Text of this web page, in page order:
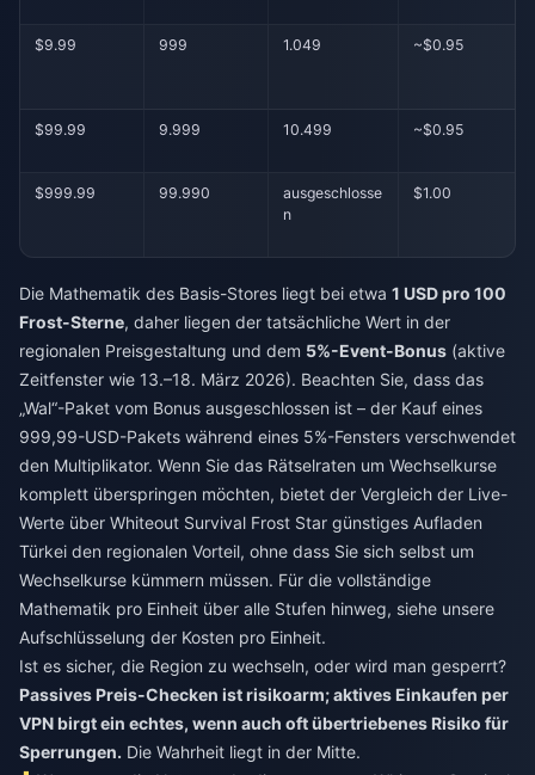
$9.99 999 1.049 ~$0.95
$99.99 9.999 10.499 ~$0.95
$999.99 99.990
ausgeschlosse
n
$1.00
Die Mathematik des Basis-Stores liegt bei etwa 1 USD pro 100
Frost-Sterne, daher liegen der tatsächliche Wert in der
regionalen Preisgestaltung und dem 5%-Event-Bonus (aktive
Zeitfenster wie 13.–18. März 2026). Beachten Sie, dass das
„Wal“-Paket vom Bonus ausgeschlossen ist – der Kauf eines
999,99-USD-Pakets während eines 5%-Fensters verschwendet
den Multiplikator. Wenn Sie das Rätselraten um Wechselkurse
komplett überspringen möchten, bietet der Vergleich der Live-
Werte über Whiteout Survival Frost Star günstiges Aufladen
Türkei den regionalen Vorteil, ohne dass Sie sich selbst um
Wechselkurse kümmern müssen. Für die vollständige
Mathematik pro Einheit über alle Stufen hinweg, siehe unsere
Aufschlüsselung der Kosten pro Einheit.
Ist es sicher, die Region zu wechseln, oder wird man gesperrt?
Passives Preis-Checken ist risikoarm; aktives Einkaufen per
VPN birgt ein echtes, wenn auch oft übertriebenes Risiko für
Sperrungen. Die Wahrheit liegt in der Mitte.